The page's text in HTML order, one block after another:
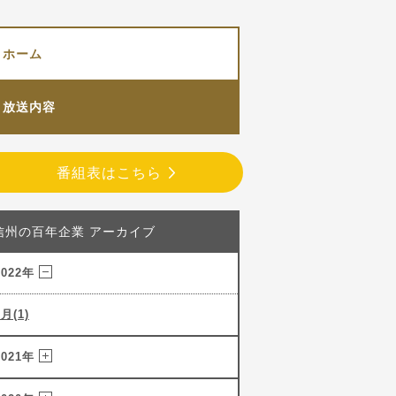
ホーム
放送内容
番組表はこちら
州の百年企業 アーカイブ
年
(1)
年